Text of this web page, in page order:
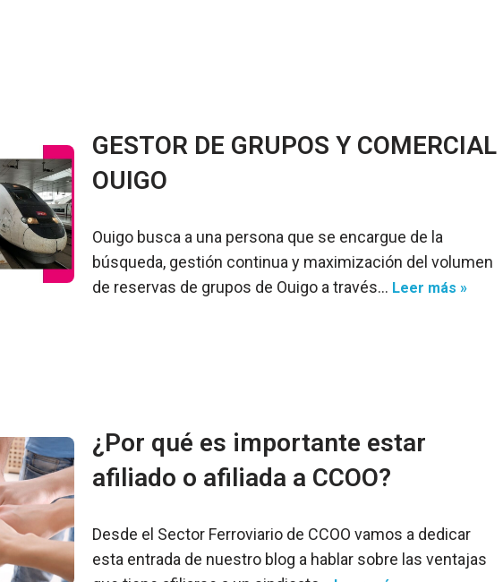
GESTOR DE GRUPOS Y COMERCIAL
OUIGO
Ouigo busca a una persona que se encargue de la
búsqueda, gestión continua y maximización del volumen
de reservas de grupos de Ouigo a través… Leer más »
¿Por qué es importante estar
afiliado o afiliada a CCOO?
Desde el Sector Ferroviario de CCOO vamos a dedicar
esta entrada de nuestro blog a hablar sobre las ventajas